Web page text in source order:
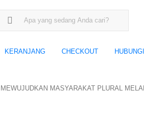
Search for:
KERANJANG CHECKOUT
MEWUJUDKAN MASYARAKAT PLURAL